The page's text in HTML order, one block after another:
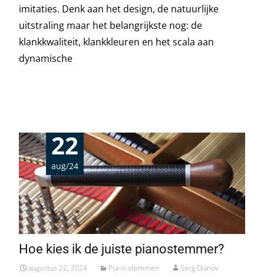
imitaties. Denk aan het design, de natuurlijke
uitstraling maar het belangrijkste nog: de
klankkwaliteit, klankkleuren en het scala aan
dynamische
22
aug/24
Hoe kies ik de juiste pianostemmer?
augustus 22, 2024 Piano stemmen Serg Dianov